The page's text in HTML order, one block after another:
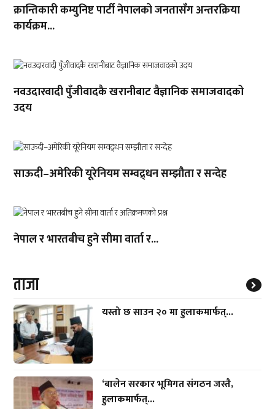
क्रान्तिकारी कम्युनिष्ट पार्टी नेपालको जनतासँग अन्तरक्रिया
कार्यक्रम...
नवउदारवादी पुँजीवादकै खरानीबाट वैज्ञानिक समाजवादको
उदय
साऊदी–अमेरिकी यूरेनियम सम्वद्र्धन सम्झौता र सन्देह
नेपाल र भारतबीच हुने सीमा वार्ता र...
ताजा
यस्तो छ साउन २० मा हुलाकमार्फत्...
‘बालेन सरकार भूमिगत संगठन जस्तै,
हुलाकमार्फत्...